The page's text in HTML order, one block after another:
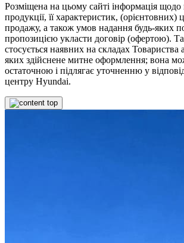
Розміщена на цьому сайті інформація щодо
продукції, її характеристик, (орієнтовних)
продажу, а також умов надання будь-яких
пропозицією укласти договір (офертою).
стосується наявних на складах Товариства
яких здійснене митне оформлення; вона
остаточною і підлягає уточненню у
центру Hyundai.